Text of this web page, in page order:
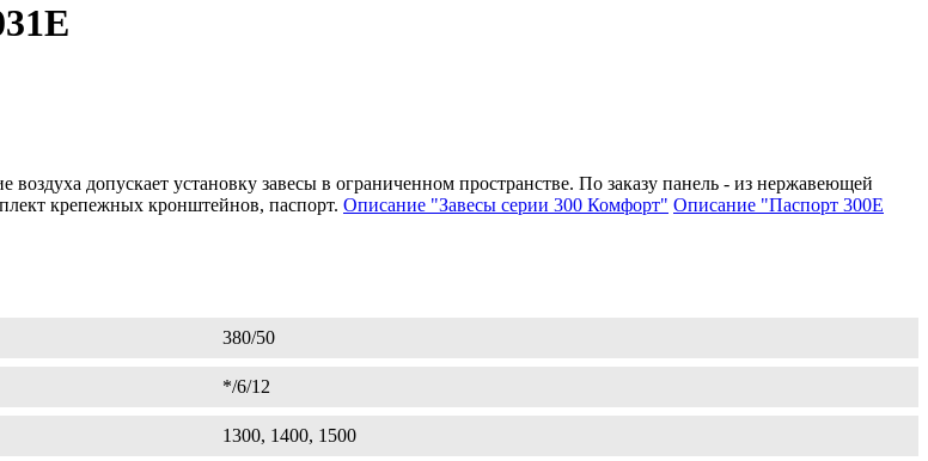
допускает установку завесы в ограниченном пространстве. По заказу панель - из нержавеющей
крепежных кронштейнов, паспорт. Описание "Завесы серии 300 Комфорт" Описание "Паспорт 300Е
380/50
*/6/12
1300, 1400, 1500